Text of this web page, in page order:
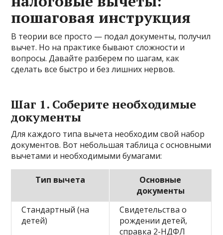
пошаговая инструкция
В теории все просто — подал документы, получил
вычет. Но на практике бывают сложности и
вопросы. Давайте разберем по шагам, как
сделать все быстро и без лишних нервов.
Шаг 1. Соберите необходимые
документы
Для каждого типа вычета необходим свой набор
документов. Вот небольшая таблица с основными
вычетами и необходимыми бумагами:
Тип вычета
Основные
документы
Стандартный (на
детей)
Свидетельства о
рождении детей,
справка 2-НДФЛ